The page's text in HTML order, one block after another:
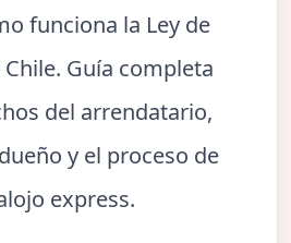
funciona la Ley de
Guía completa
del arrendatario,
y el proceso de
express.